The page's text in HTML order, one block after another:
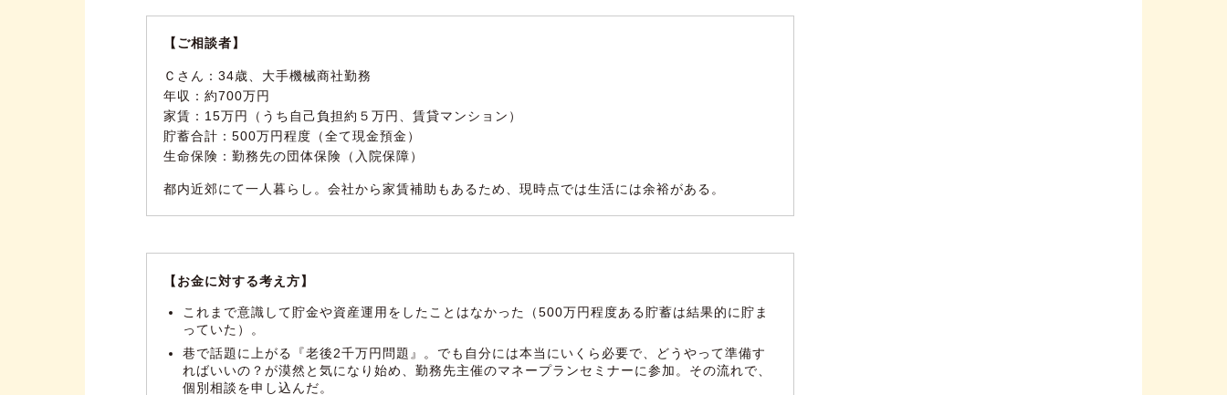
【ご相談者】
Ｃさん：34歳、大手機械商社勤務
年収：約700万円
家賃：15万円（うち自己負担約５万円、賃貸マンション）
貯蓄合計：500万円程度（全て現金預金）
生命保険：勤務先の団体保険（入院保障）
都内近郊にて一人暮らし。会社から家賃補助もあるため、現時点では生活には余裕がある。
【お金に対する考え方】
これまで意識して貯金や資産運用をしたことはなかった（500万円程度ある貯蓄は結果的に貯ま
っていた）。
巷で話題に上がる『老後2千万円問題』。でも自分には本当にいくら必要で、どうやって準備す
ればいいの？が漠然と気になり始め、勤務先主催のマネープランセミナーに参加。その流れで、
個別相談を申し込んだ。